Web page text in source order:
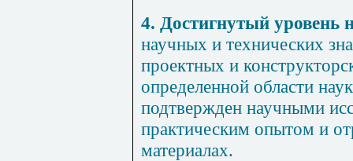
4. Достигнутый уровень
научных и технических
проектных и
определенной области
подтвержден научными
практическим опытом и
материалах.